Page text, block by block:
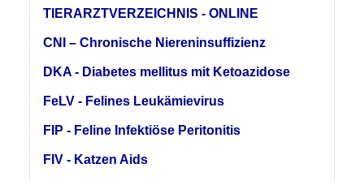
TIERARZTVERZEICHNIS - ONLINE
CNI – Chronische Niereninsuffizienz
DKA - Diabetes mellitus mit Ketoazidose
FeLV - Felines Leukämievirus
FIP - Feline Infektiöse Peritonitis
FIV - Katzen Aids